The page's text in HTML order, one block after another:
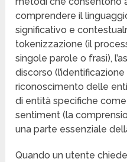
comprendere il
significativo e
tokenizzazione (il
singole parole o frasi),
discorso
riconoscimento delle
di entità specifiche come
sentiment (la
una parte essenziale
Quando un utente